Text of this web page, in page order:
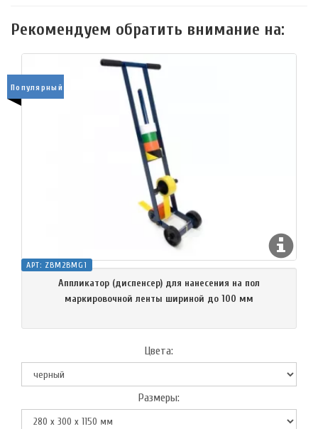
Рекомендуем обратить внимание на:
АРТ: ZBM2BMG1
Аппликатор (диспенсер) для нанесения на пол
маркировочной ленты шириной до 100 мм
Цвета:
Размеры:
Популярный